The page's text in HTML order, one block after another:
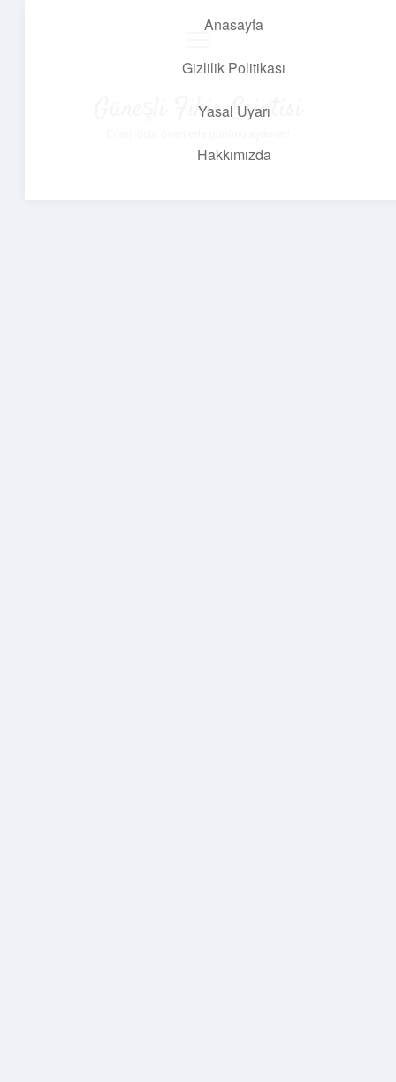
Anasayfa
Gizlilik Politikası
Yasal Uyarı
Hakkımızda
Güneşli Fikir Esintisi